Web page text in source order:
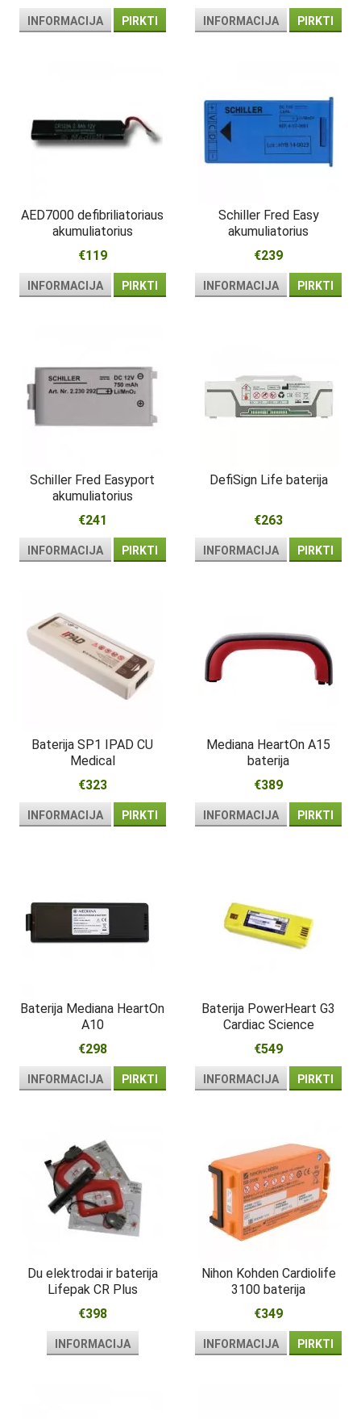
INFORMACIJA PIRKTI INFORMACIJA PIRKTI
AED7000 defibriliatoriaus
akumuliatorius
€119
INFORMACIJA PIRKTI
Schiller Fred Easy
akumuliatorius
€239
INFORMACIJA PIRKTI
Schiller Fred Easyport
akumuliatorius
€241
INFORMACIJA PIRKTI
DefiSign Life baterija
€263
INFORMACIJA PIRKTI
Baterija SP1 IPAD CU
Medical
€323
INFORMACIJA PIRKTI
Mediana HeartOn A15
baterija
€389
INFORMACIJA PIRKTI
Baterija Mediana HeartOn
A10
€298
INFORMACIJA PIRKTI
Baterija PowerHeart G3
Cardiac Science
€549
INFORMACIJA PIRKTI
Du elektrodai ir baterija
Lifepak CR Plus
€398
INFORMACIJA
Nihon Kohden Cardiolife
3100 baterija
€349
INFORMACIJA PIRKTI